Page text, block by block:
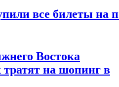
все билеты на
Востока
тратят на шопинг в